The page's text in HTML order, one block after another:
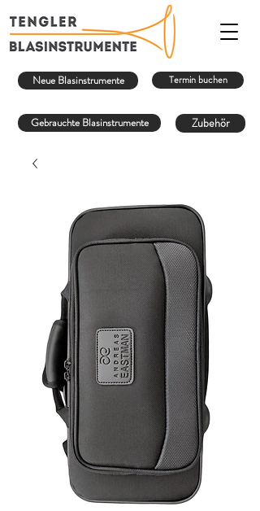
Gebrauchte Blasinstrumente Zubehör
Termin buchen
Neue Blasinstrumente